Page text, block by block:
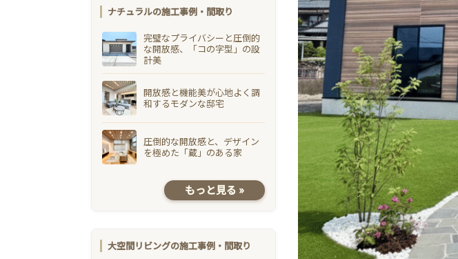
ナチュラルの施工事例・間取り
完璧なプライバシーと圧倒的
な開放感、「コの字型」の設
計美
開放感と機能美が心地よく調
和するモダンな邸宅
圧倒的な開放感と、デザイン
を極めた「蔵」のある家
もっと見る »
大空間リビングの施工事例・間取り